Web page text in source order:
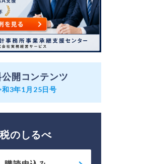
開コンテンツ
和3年1月25日号
税のしるべ